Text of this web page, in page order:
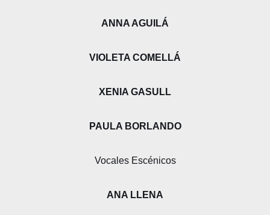
ANNA AGUILÁ
VIOLETA COMELLÁ
XENIA GASULL
PAULA BORLANDO
Vocales Escénicos
ANA LLENA